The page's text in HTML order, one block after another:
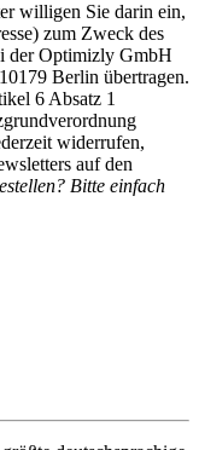
willigen Sie darin ein,
zum Zweck des
der Optimizly GmbH
Berlin übertragen.
6 Absatz 1
widerrufen,
auf den
Bitte einfach